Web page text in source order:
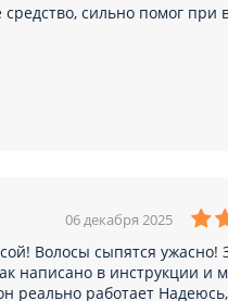
сильно помог при
06 декабря 2025
Волосы сыпятся ужасно!
написано в инструкции и
реально работает